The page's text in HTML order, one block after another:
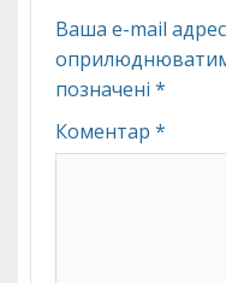
Ваша e-mail
позначені *
Коментар *